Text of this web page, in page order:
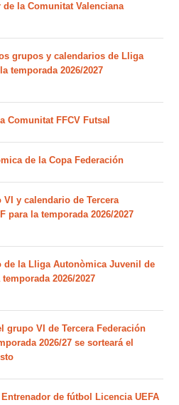
la Comunitat Valenciana
grupos y calendarios de Lliga
temporada 2026/2027
Comunitat FFCV Futsal
de la Copa Federación
VI y calendario de Tercera
para la temporada 2026/2027
de la Lliga Autonòmica Juvenil de
2026/2027
grupo VI de Tercera Federación
2026/27 se sorteará el
de fútbol Licencia UEFA